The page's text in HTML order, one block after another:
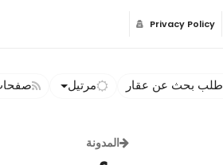
Privacy Policy
طلب بحث عن عقار مرتيل
المدونة